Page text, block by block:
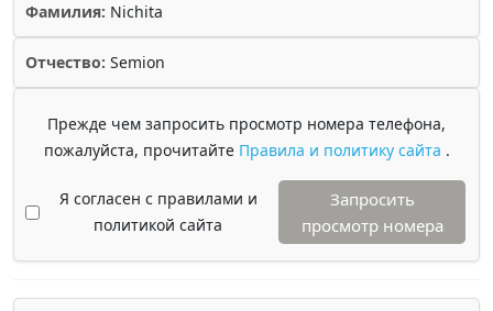
Фамилия: Nichita
Отчество: Semion
Прежде чем запросить просмотр номера телефона,
пожалуйста, прочитайте Правила и политику сайта .
Я согласен с правилами и
политикой сайта
Запросить
просмотр номера